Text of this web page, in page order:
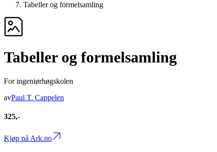
Tabeller og formelsamling
Tabeller og formelsamling
For ingeniørhøgskolen
avPaul T. Cappelen
325,-
Kjøp på Ark.no